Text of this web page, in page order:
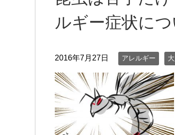
ルギー症状につ
2016年7月27日 アレルギー